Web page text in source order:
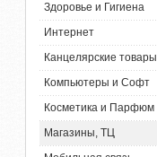
Здоровье и Гигиена
Интернет
Канцелярские товары
Компьютеры и Софт
Косметика и Парфюм
Магазины, ТЦ